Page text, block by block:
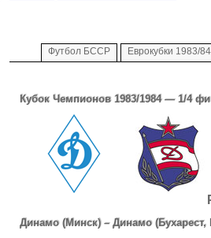
Футбол БССР Еврокубки 1983/84
Кубок Чемпионов 1983/1984 — 1/4
Динамо (Минск) – Динамо